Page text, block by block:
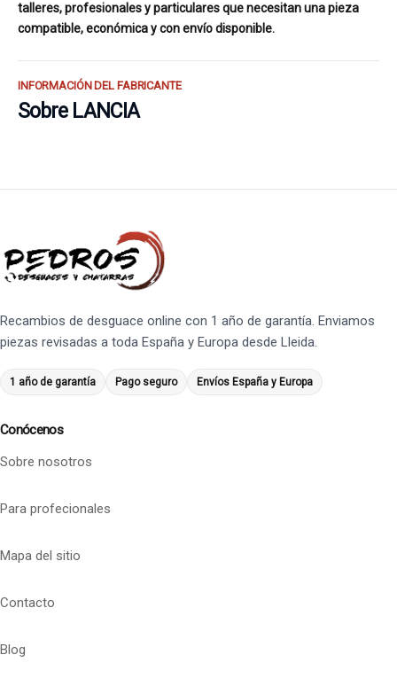
talleres, profesionales y particulares que necesitan una pieza
compatible, económica y con envío disponible.
INFORMACIÓN DEL FABRICANTE
Sobre LANCIA
Recambios de desguace online con 1 año de garantía. Enviamos
piezas revisadas a toda España y Europa desde Lleida.
1 año de garantía Pago seguro Envíos España y Europa
Conócenos
Sobre nosotros
Para profecionales
Mapa del sitio
Contacto
Blog